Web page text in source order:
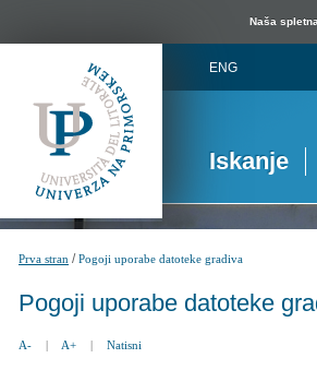
Naša
ENG
Iskanje
Prva stran /Pogoji uporabe datoteke gradiva
Pogoji uporabe datoteke
A- | A+ | Natisni